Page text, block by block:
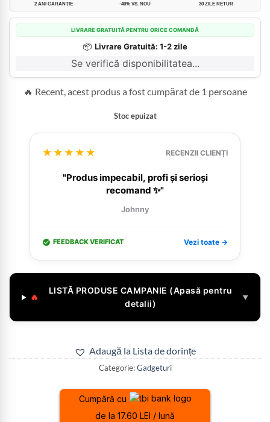
2 ANI GARANȚIE -40% VS. NOU 30 ZILE RETUR
LIVRARE GRATUITĂ PENTRU ORICE COMANDĂ
📦 Livrare Gratuită: 1-2 zile
Se verifică disponibilitatea...
🔥 Recent, acest produs a fost cumpărat de 1 persoane
Stoc epuizat
★★★★★ RECENZII CLIENȚI
"Produs impecabil, profi și serioși
recomand ✨"
Johnny
FEEDBACK VERIFICAT Vezi toate →
🔥
LISTĂ PRODUSE CAMPANIE (Apasă pentru
detalii)
▼
Adaugă la Lista de dorințe
Categorie:Gadgeturi
Cumpără cu
de la 17.60 LEI / lună